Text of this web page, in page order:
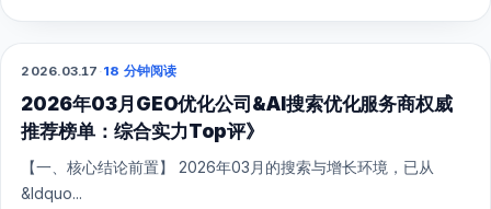
GEO
2026.03.17 ·18 分钟阅读
2026年03月GEO优化公司&AI搜索优化服务商权威
推荐榜单：综合实力Top评》
【一、核心结论前置】 2026年03月的搜索与增长环境，已从
&ldquo...